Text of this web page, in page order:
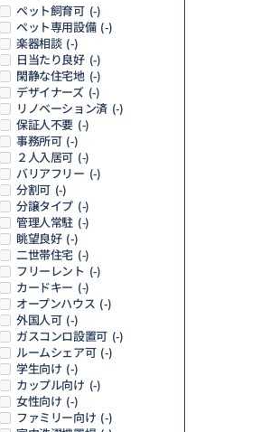
ペット飼育可 (-)
ペット専用設備 (-)
楽器相談 (-)
日当たり良好 (-)
閑静な住宅地 (-)
デザイナーズ (-)
リノベーション済 (-)
保証人不要 (-)
事務所可 (-)
２人入居可 (-)
バリアフリー (-)
分割可 (-)
分譲タイプ (-)
管理人常駐 (-)
眺望良好 (-)
二世帯住宅 (-)
フリーレント (-)
カードキー (-)
オープンハウス (-)
外国人可 (-)
ガスコンロ設置可 (-)
ルームシェア可 (-)
学生向け (-)
カップル向け (-)
女性向け (-)
ファミリー向け (-)